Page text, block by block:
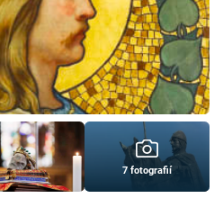
7 fotografií